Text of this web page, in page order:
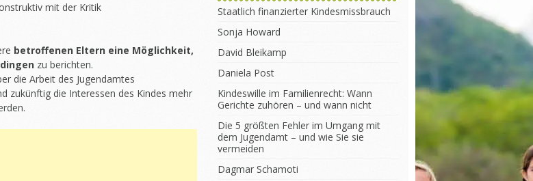
mit der Kritik
betroffenen Eltern eine Möglichkeit,
zu berichten.
die Arbeit des Jugendamtes
zukünftig die Interessen des Kindes mehr
Staatlich finanzierter Kindesmissbrauch
Sonja Howard
David Bleikamp
Daniela Post
Kindeswille im Familienrecht: Wann
Gerichte zuhören – und wann nicht
Die 5 größten Fehler im Umgang mit
dem Jugendamt – und wie Sie sie
vermeiden
Dagmar Schamoti